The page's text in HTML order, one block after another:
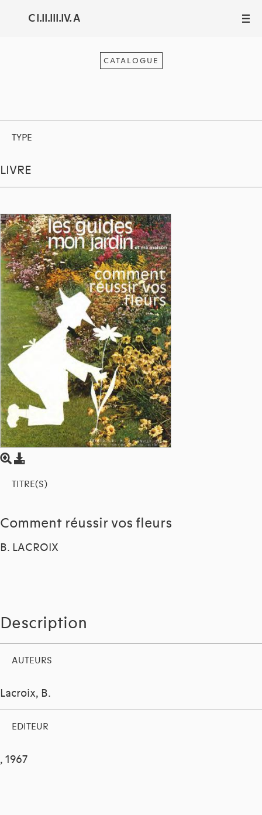
C I.II.III.IV. A III
CATALOGUE
TYPE
LIVRE
TITRE(S)
Comment réussir vos fleurs
B. LACROIX
Description
AUTEURS
Lacroix, B.
EDITEUR
, 1967